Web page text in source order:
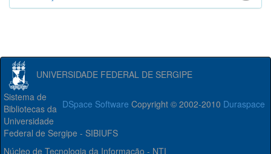
UNIVERSIDADE FEDERAL DE SERGIPE
DSpace Software Copyright © 2002-2010 Duraspace
Sistema de
Bibliotecas da
Universidade
Federal de Sergipe - SIBIUFS
Núcleo de Tecnologia da Informação - NTI